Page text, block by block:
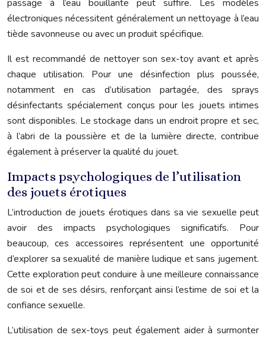
passage à l’eau bouillante peut suffire. Les modèles
électroniques nécessitent généralement un nettoyage à l’eau
tiède savonneuse ou avec un produit spécifique.
Il est recommandé de nettoyer son sex-toy avant et après
chaque utilisation. Pour une désinfection plus poussée,
notamment en cas d’utilisation partagée, des sprays
désinfectants spécialement conçus pour les jouets intimes
sont disponibles. Le stockage dans un endroit propre et sec,
à l’abri de la poussière et de la lumière directe, contribue
également à préserver la qualité du jouet.
Impacts psychologiques de l’utilisation
des jouets érotiques
L’introduction de jouets érotiques dans sa vie sexuelle peut
avoir des impacts psychologiques significatifs. Pour
beaucoup, ces accessoires représentent une opportunité
d’explorer sa sexualité de manière ludique et sans jugement.
Cette exploration peut conduire à une meilleure connaissance
de soi et de ses désirs, renforçant ainsi l’estime de soi et la
confiance sexuelle.
L’utilisation de sex-toys peut également aider à surmonter